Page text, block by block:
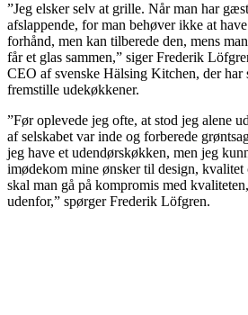
”Jeg elsker selv at grille. Når man har
afslappende, for man behøver ikke at
forhånd, men kan tilberede den, mens
får et glas sammen,” siger Frederik
CEO af svenske Hälsing Kitchen, der har
fremstille udekøkkener.
”Før oplevede jeg ofte, at stod jeg alene
af selskabet var inde og forberede
jeg have et udendørskøkken, men jeg
imødekom mine ønsker til design,
skal man gå på kompromis med
udenfor,” spørger Frederik Löfgren.